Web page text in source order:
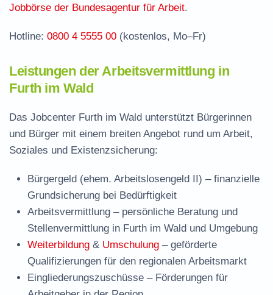
Häufige Fragen rund ums Jobcenter
Jobbörse der Bundesagentur für Arbeit.
Hotline: 0800 4 5555 00 (kostenlos, Mo–Fr)
Leistungen der Arbeitsvermittlung in
Furth im Wald
Das Jobcenter Furth im Wald unterstützt Bürgerinnen
und Bürger mit einem breiten Angebot rund um Arbeit,
Soziales und Existenzsicherung:
Bürgergeld (ehem. Arbeitslosengeld II) – finanzielle
Grundsicherung bei Bedürftigkeit
Arbeitsvermittlung – persönliche Beratung und
Stellenvermittlung in Furth im Wald und Umgebung
Weiterbildung & Umschulung – geförderte
Qualifizierungen für den regionalen Arbeitsmarkt
Eingliederungszuschüsse – Förderungen für